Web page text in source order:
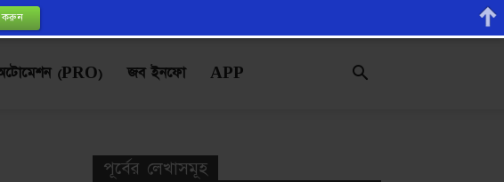
(PRO) জব ইনফো APP
পূর্বের লেখাসমূহ
করুন